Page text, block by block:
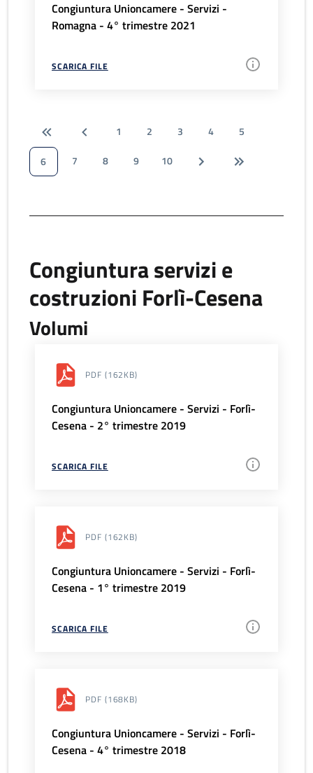
Congiuntura Unioncamere - Servizi -
Romagna - 4° trimestre 2021
SCARICA FILE
1 2 3 4
5
6
7 8 9 10
Congiuntura servizi e
costruzioni Forlì-Cesena
Volumi
PDF (162KB)
Congiuntura Unioncamere - Servizi - Forlì-
Cesena - 2° trimestre 2019
SCARICA FILE
PDF (162KB)
Congiuntura Unioncamere - Servizi - Forlì-
Cesena - 1° trimestre 2019
SCARICA FILE
PDF (168KB)
Congiuntura Unioncamere - Servizi - Forlì-
Cesena - 4° trimestre 2018